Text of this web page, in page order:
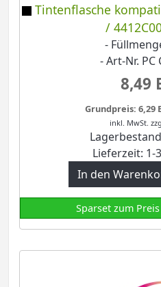
Tintenflasche
/
-
- Art-Nr. PC
8,49
Grundpreis: 6,29
inkl. MwSt.
Lieferzeit: 1-
Sparset zum